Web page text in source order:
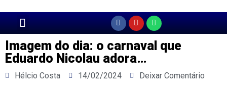
Imagem do dia: o carnaval que
Eduardo Nicolau adora…
Hélcio Costa 14/02/2024 Deixar Comentário